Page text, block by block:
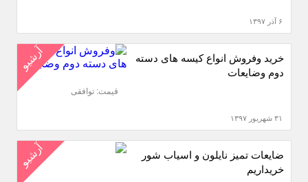
۶ آذر ۱۳۹۷
آرشیو
خرید وفروش انواع کیسه های دسته
دوم وضایعات
۳۱ شهریور ۱۳۹۷
قیمت: توافقی
آرشیو
ضایعات تمیز نایلون و اسیاب شور
خریداریم